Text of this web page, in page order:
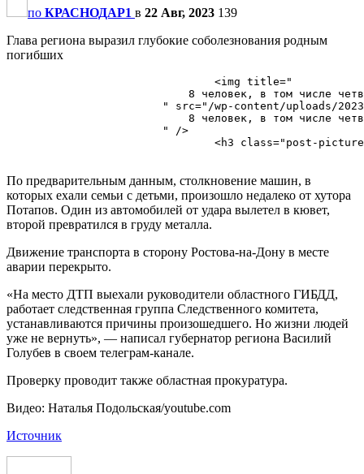
по КРАСНОДАР1 в 22 Авг, 2023 139
Глава региона выразил глубокие соболезнования родным
погибших
                                <img title="
8 человек, в том числе
" src="/wp-content/uploads/
8 человек, в том числе
                        " />
По предварительным данным, столкновение машин, в
которых ехали семьи с детьми, произошло недалеко от хутора
Потапов. Один из автомобилей от удара вылетел в кювет,
второй превратился в груду металла.
Движение транспорта в сторону Ростова-на-Дону в месте
аварии перекрыто.
«На место ДТП выехали руководители областного ГИБДД,
работает следственная группа Следственного комитета,
устанавливаются причины произошедшего. Но жизни людей
уже не вернуть», — написал губернатор региона Василий
Голубев в своем телеграм-канале.
Проверку проводит также областная прокуратура.
Видео: Наталья Подольская/youtube.com
Источник